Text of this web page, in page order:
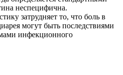
неспецифична.
затрудняет то, что боль в
могут быть последствиями
инфекционного